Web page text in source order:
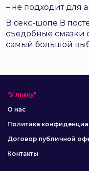
– не подходит для
В секс-шопе В
съедобные смазки
самый большой
"У ліжку"
О нас
Политика
Договор публичной
Контакты